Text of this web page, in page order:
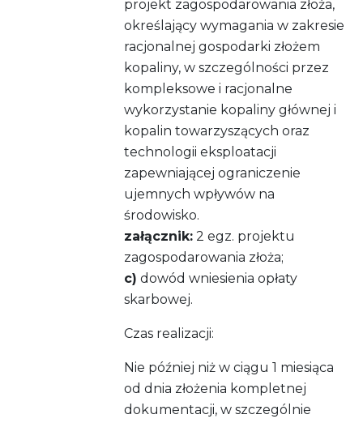
projekt zagospodarowania złoża,
określający wymagania w zakresie
racjonalnej gospodarki złożem
kopaliny, w szczególności przez
kompleksowe i racjonalne
wykorzystanie kopaliny głównej i
kopalin towarzyszących oraz
technologii eksploatacji
zapewniającej ograniczenie
ujemnych wpływów na
środowisko.
załącznik: 2 egz. projektu
zagospodarowania złoża;
c) dowód wniesienia opłaty
skarbowej.
Czas realizacji:
Nie później niż w ciągu 1 miesiąca
od dnia złożenia kompletnej
dokumentacji, w szczególnie